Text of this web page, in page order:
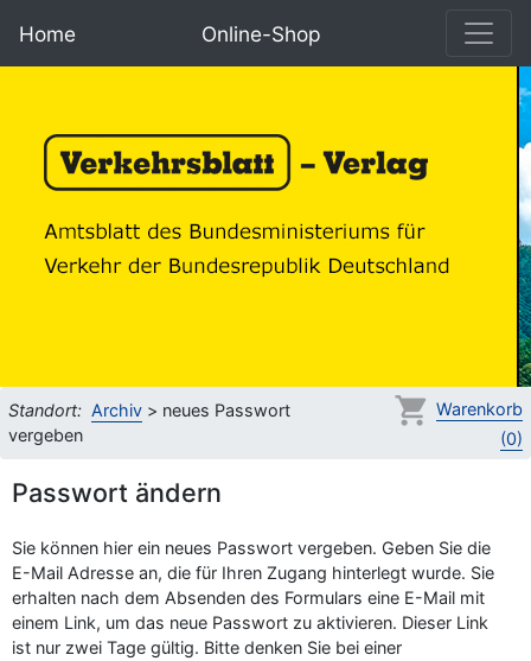
Home Online-Shop
Standort: Archiv > neues Passwort
vergeben
Warenkorb
(0)
Passwort ändern
Sie können hier ein neues Passwort vergeben. Geben Sie die
E-Mail Adresse an, die für Ihren Zugang hinterlegt wurde. Sie
erhalten nach dem Absenden des Formulars eine E-Mail mit
einem Link, um das neue Passwort zu aktivieren. Dieser Link
ist nur zwei Tage gültig. Bitte denken Sie bei einer